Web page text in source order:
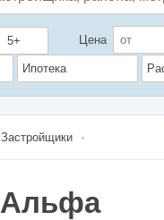
5+ Цена
Ипотека
Застройщики
Альфа